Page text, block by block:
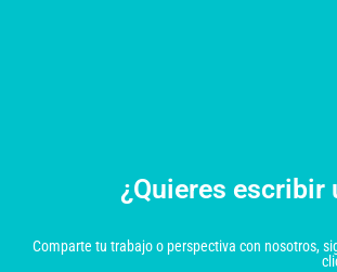
¿Quieres escribir
Comparte tu trabajo o perspectiva con nosotros,